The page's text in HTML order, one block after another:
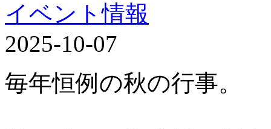
イベント情報
2025-10-07
毎年恒例の秋の行事。